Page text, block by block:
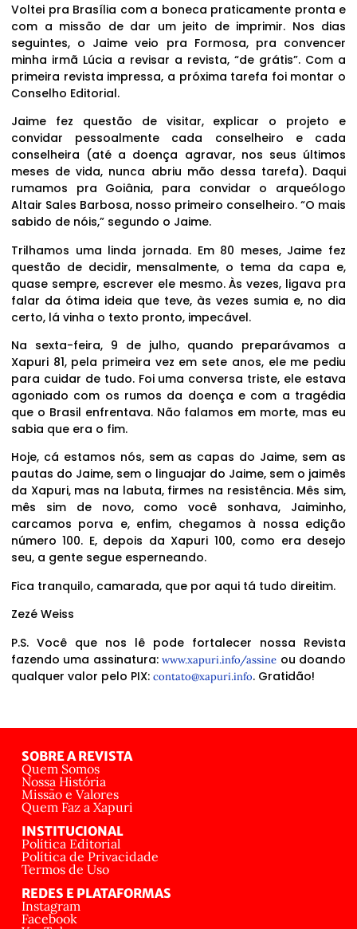
Voltei pra Brasília com a boneca praticamente pronta e
com a missão de dar um jeito de imprimir. Nos dias
seguintes, o Jaime veio pra Formosa, pra convencer
minha irmã Lúcia a revisar a revista, “de grátis”. Com a
primeira revista impressa, a próxima tarefa foi montar o
Conselho Editorial.
Jaime fez questão de visitar, explicar o projeto e
convidar pessoalmente cada conselheiro e cada
conselheira (até a doença agravar, nos seus últimos
meses de vida, nunca abriu mão dessa tarefa). Daqui
rumamos pra Goiânia, para convidar o arqueólogo
Altair Sales Barbosa, nosso primeiro conselheiro. “O mais
sabido de nóis,” segundo o Jaime.
Trilhamos uma linda jornada. Em 80 meses, Jaime fez
questão de decidir, mensalmente, o tema da capa e,
quase sempre, escrever ele mesmo. Às vezes, ligava pra
falar da ótima ideia que teve, às vezes sumia e, no dia
certo, lá vinha o texto pronto, impecável.
Na sexta-feira, 9 de julho, quando preparávamos a
Xapuri 81, pela primeira vez em sete anos, ele me pediu
para cuidar de tudo. Foi uma conversa triste, ele estava
agoniado com os rumos da doença e com a tragédia
que o Brasil enfrentava. Não falamos em morte, mas eu
sabia que era o fim.
Hoje, cá estamos nós, sem as capas do Jaime, sem as
pautas do Jaime, sem o linguajar do Jaime, sem o jaimês
da Xapuri, mas na labuta, firmes na resistência. Mês sim,
mês sim de novo, como você sonhava, Jaiminho,
carcamos porva e, enfim, chegamos à nossa edição
número 100. E, depois da Xapuri 100, como era desejo
seu, a gente segue esperneando.
Fica tranquilo, camarada, que por aqui tá tudo direitim.
Zezé Weiss
P.S. Você que nos lê pode fortalecer nossa Revista
fazendo uma assinatura:www.xapuri.info/assine ou doando
qualquer valor pelo PIX: contato@xapuri.info. Gratidão!
SOBRE A REVISTA
Quem Somos
Nossa História
Missão e Valores
Quem Faz a Xapuri
INSTITUCIONAL
Política Editorial
Política de Privacidade
Termos de Uso
REDES E PLATAFORMAS
Instagram
Facebook